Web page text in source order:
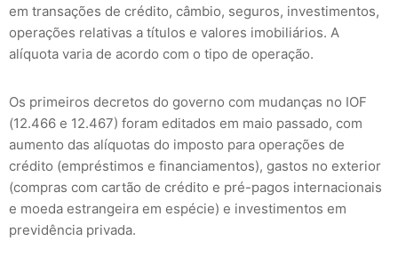
em transações de crédito, câmbio, seguros, investimentos,
operações relativas a títulos e valores imobiliários. A
alíquota varia de acordo com o tipo de operação.
Os primeiros decretos do governo com mudanças no IOF
(12.466 e 12.467) foram editados em maio passado, com
aumento das alíquotas do imposto para operações de
crédito (empréstimos e financiamentos), gastos no exterior
(compras com cartão de crédito e pré-pagos internacionais
e moeda estrangeira em espécie) e investimentos em
previdência privada.